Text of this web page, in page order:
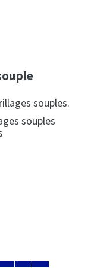
souples.
souples